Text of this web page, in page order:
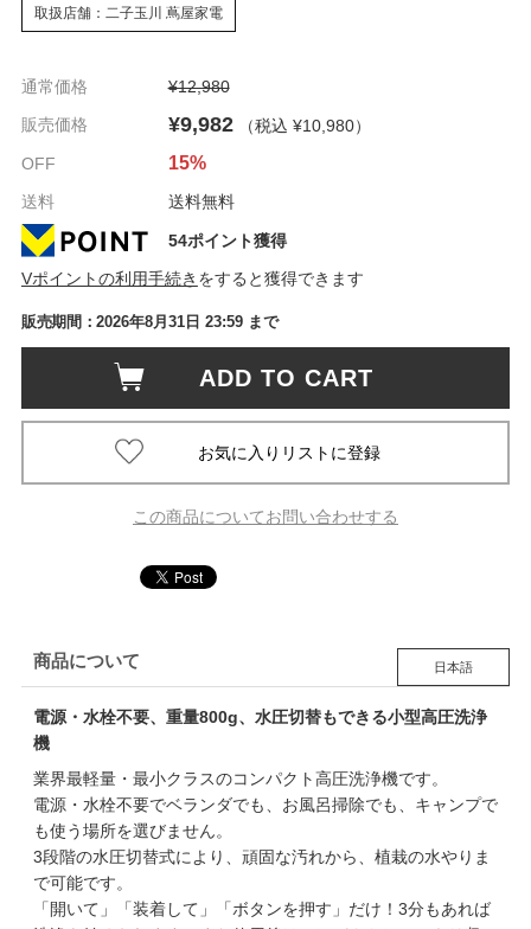
取扱店舗：二子玉川 蔦屋家電
通常価格
¥12,980
販売価格
¥9,982 （税込 ¥10,980）
OFF
15%
送料 送料無料
54ポイント獲得
Vポイントの利用手続き をすると獲得できます
販売期間：2026年8月31日 23:59 まで
ADD TO CART
この商品についてお問い合わせする
商品について 日本語
電源・水栓不要、重量800g、水圧切替もできる小型高圧洗浄
機
業界最軽量・最小クラスのコンパクト高圧洗浄機です。
電源・水栓不要でベランダでも、お風呂掃除でも、キャンプで
も使う場所を選びません。
3段階の水圧切替式により、頑固な汚れから、植栽の水やりま
で可能です。
「開いて」「装着して」「ボタンを押す」だけ！3分もあれば